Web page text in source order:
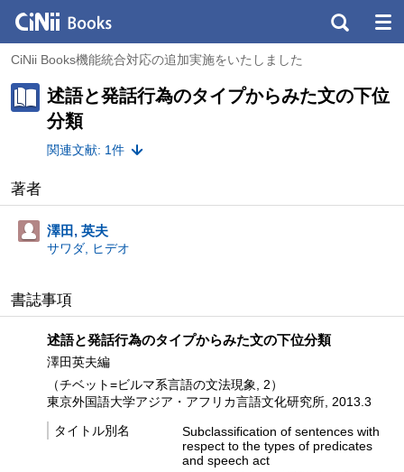
CiNii Books機能統合対応の追加実施をいたしました
述語と発話行為のタイプからみた文の下位
分類
関連文献: 1件
著者
澤田, 英夫
サワダ, ヒデオ
書誌事項
述語と発話行為のタイプからみた文の下位分類
澤田英夫編
（チベット=ビルマ系言語の文法現象, 2）
東京外国語大学アジア・アフリカ言語文化研究所, 2013.3
タイトル別名
Subclassification of sentences with
respect to the types of predicates
and speech act